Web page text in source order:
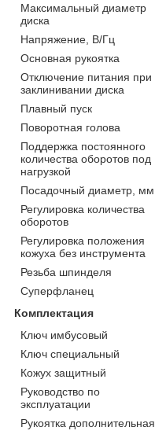
Максимальный диаметр
диска
Напряжение, В/Гц
Основная рукоятка
Отключение питания при
заклинивании диска
Плавный пуск
Поворотная голова
Поддержка постоянного
количества оборотов под
нагрузкой
Посадочный диаметр, мм
Регулировка количества
оборотов
Регулировка положения
кожуха без инструмента
Резьба шпинделя
Суперфланец
Комплектация
Ключ имбусовый
Ключ специальный
Кожух защитный
Руководство по
эксплуатации
Рукоятка дополнительная